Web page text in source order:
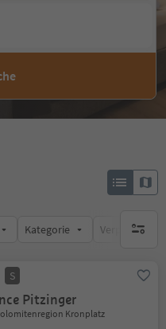
Kategorie keine
S
Pitzinger
Kronplatz